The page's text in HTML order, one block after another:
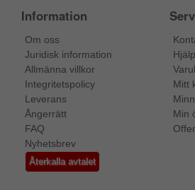
Information
Om oss
Juridisk information
Allmänna villkor
Integritetspolicy
Leverans
Ångerrätt
FAQ
Nyhetsbrev
Återkalla avtalet
Hjälp
Mitt
Min